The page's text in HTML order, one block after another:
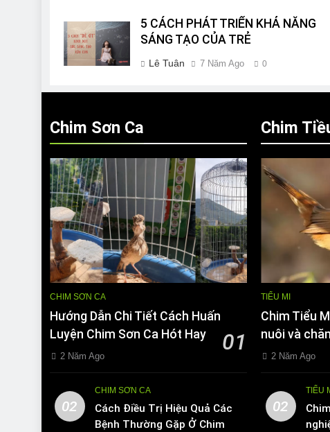
5 CÁCH PHÁT TRIỂN KHẢ NĂNG
SÁNG TẠO CỦA TRẺ
Lê Tuân 7 Năm Ago 0
Chim Sơn Ca
CHIM SƠN CA
Hướng Dẫn Chi Tiết Cách Huấn
Luyện Chim Sơn Ca Hót Hay
01
2 Năm Ago
02
CHIM SƠN CA
Cách Điều Trị Hiệu Quả Các
Bệnh Thường Gặp Ở Chim
Chim
TIỂU MI
Chim Tiểu
nuôi và
2 Năm Ago
02
TIỂU